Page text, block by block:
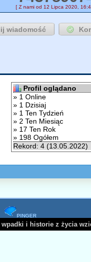
[ Z nami od 12 Lipca 2020,
Profil oglądano
» 1 Online
» 1 Dzisiaj
» 1 Ten Tydzień
» 2 Ten Miesiąc
» 17 Ten Rok
» 198 Ogółem
Rekord: 4 (13.05.2022)
PINGER
i historie z życia